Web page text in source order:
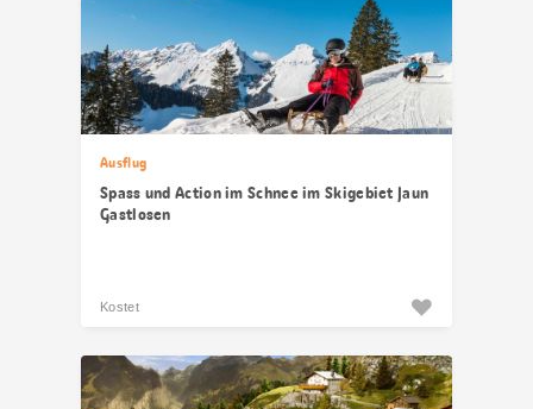
Ausflug
Spass und Action im Schnee im Skigebiet Jaun
Gastlosen
Kostet